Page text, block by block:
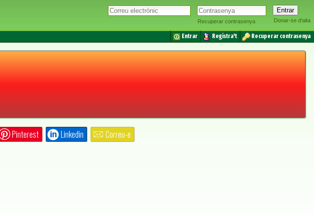
Recuperar contrasenya Donar-se d'alta
Entrar Registra't
Recuperar contrasenya
Pinterest Linkedin Correu-e